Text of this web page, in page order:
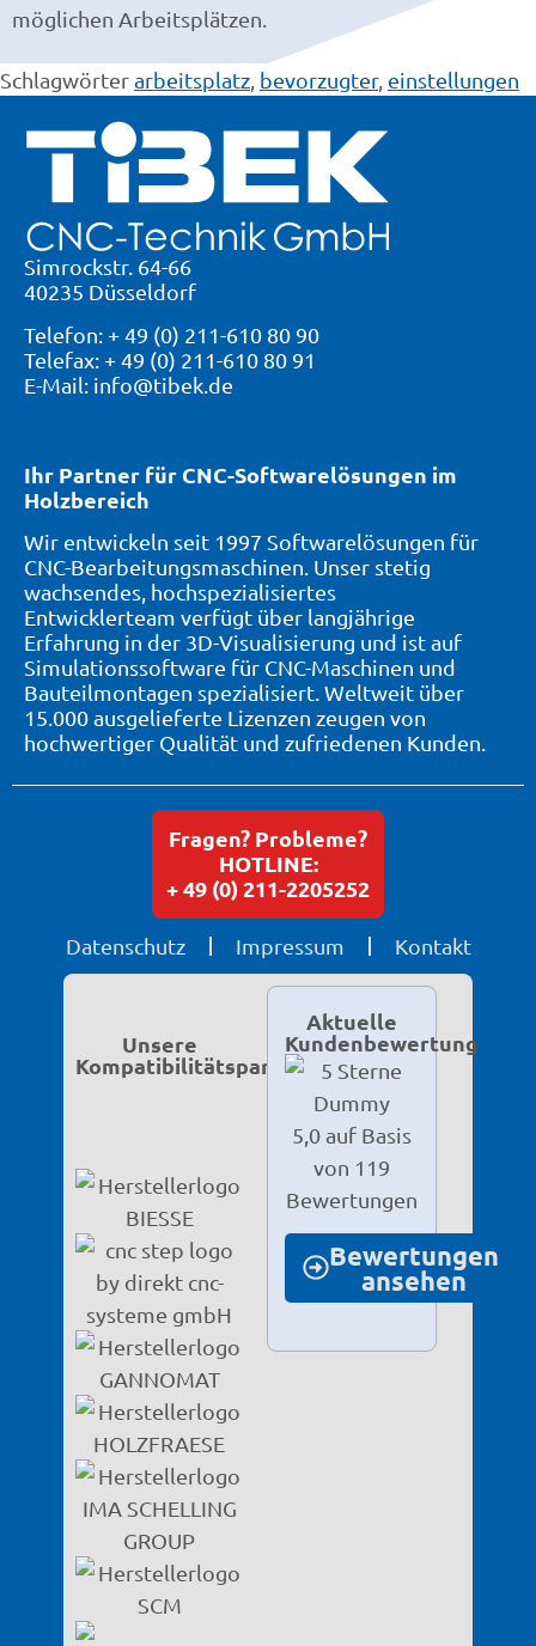
möglichen Arbeitsplätzen.
Schlagwörterarbeitsplatz bevorzugter, einstellungen
Ihr Partner für CNC-Softwarelösungen im
Holzbereich
Wir entwickeln seit 1997 Softwarelösungen für
CNC-Bearbeitungsmaschinen. Unser stetig
wachsendes, hochspezialisiertes
Entwicklerteam verfügt über langjährige
Erfahrung in der 3D-Visualisierung und ist auf
Simulationssoftware für CNC-Maschinen und
Bauteilmontagen spezialisiert. Weltweit über
15.000 ausgelieferte Lizenzen zeugen von
hochwertiger Qualität und zufriedenen Kunden.
Simrockstr. 64-66
40235 Düsseldorf
Telefon: + 49 (0) 211-610 80 90
Telefax: + 49 (0) 211-610 80 91
E-Mail: info@tibek.de
Datenschutz Impressum Kontakt
Fragen? Probleme?
HOTLINE:
+ 49 (0) 211-2205252
Unsere
Kompatibilitätspartner
Aktuelle
Kundenbewertung
5,0 auf Basis
von 119
Bewertungen
Bewertungen
ansehen